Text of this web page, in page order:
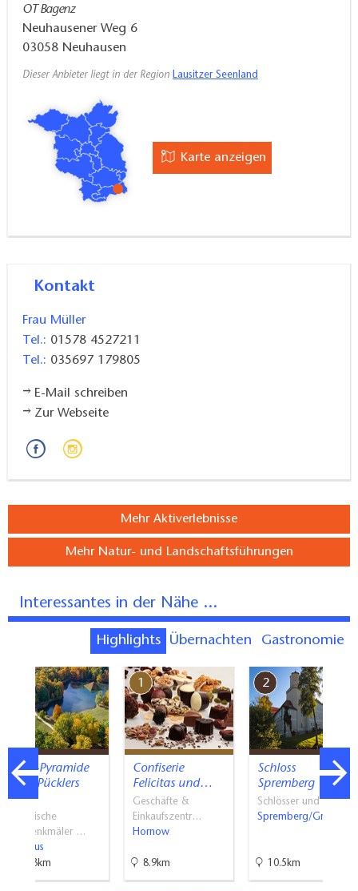
OT Bagenz
Neuhausener Weg 6
03058 Neuhausen
Dieser Anbieter liegt in der Region Lausitzer Seenland
Karte anzeigen
Kontakt
Frau Müller
Tel.: 01578 4527211
Tel.: 035697 179805
E-Mail schreiben
Zur Webseite
Mehr Aktiverlebnisse
Mehr Natur- und Landschaftsführungen
Interessantes in der Nähe ...
Highlights Übernachten Gastronomie
Grab-Pyramide
Fürst Pücklers
im…
Historische
Baudenkmäler …
Cottbus
12.3km
1
Confiserie
Felicitas und…
Geschäfte &
Einkaufszentr…
Hornow
8.9km
2
Schloss
Spremberg
Schlösser und Parks
Spremberg/Grodk
10.5km